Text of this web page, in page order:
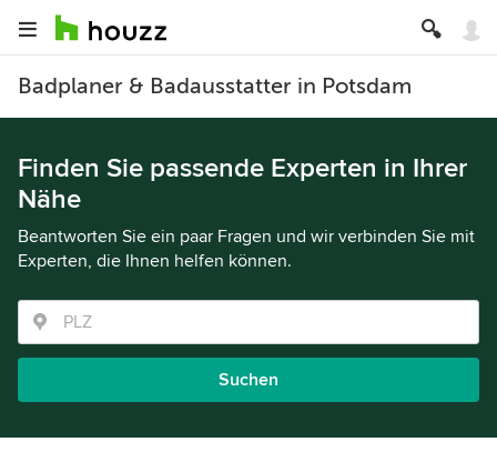
Badplaner & Badausstatter in Potsdam
Finden Sie passende Experten in Ihrer
Nähe
Beantworten Sie ein paar Fragen und wir verbinden Sie mit
Experten, die Ihnen helfen können.
Suchen